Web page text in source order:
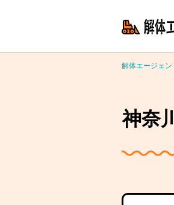
解体エージェン
神奈